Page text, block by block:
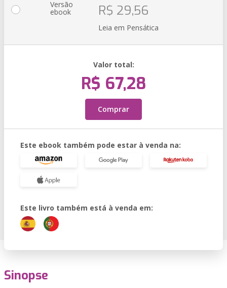
Versão
ebook R$ 29,56
Leia em Pensática
Valor total:
R$ 67,28
Comprar
Este ebook também pode estar à venda na:
Este livro também está à venda em:
Sinopse